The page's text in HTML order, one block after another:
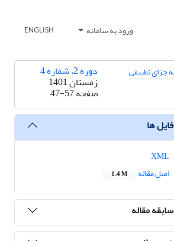
ورود به سامانه ENGLISH
دوره 2، شماره 4
زمستان 1401
صفحه47-57
فایل ها
اصل مقاله
1.4 M
سابقه مقاله